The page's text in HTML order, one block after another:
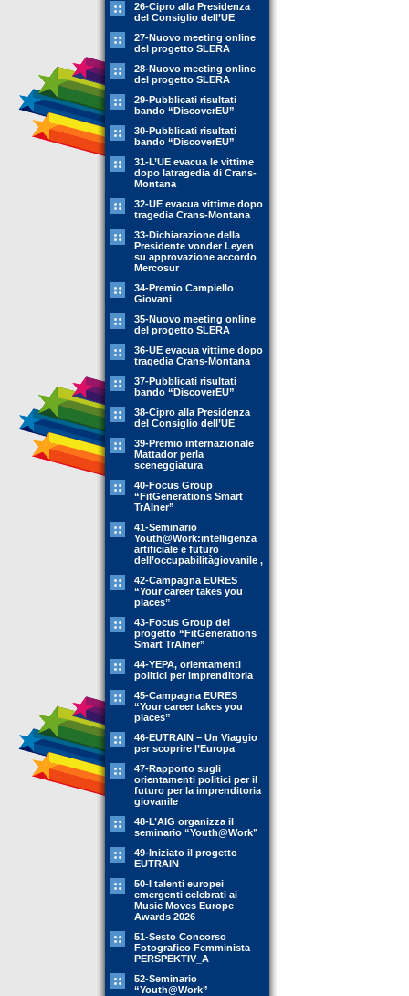
26-Cipro alla Presidenza
del Consiglio dell’UE
27-Nuovo meeting online
del progetto SLERA
28-Nuovo meeting online
del progetto SLERA
29-Pubblicati risultati
bando “DiscoverEU”
30-Pubblicati risultati
bando “DiscoverEU”
31-L’UE evacua le vittime
dopo latragedia di Crans-
Montana
32-UE evacua vittime dopo
tragedia Crans-Montana
33-Dichiarazione della
Presidente vonder Leyen
su approvazione accordo
Mercosur
34-Premio Campiello
Giovani
35-Nuovo meeting online
del progetto SLERA
36-UE evacua vittime dopo
tragedia Crans-Montana
37-Pubblicati risultati
bando “DiscoverEU”
38-Cipro alla Presidenza
del Consiglio dell’UE
39-Premio internazionale
Mattador perla
sceneggiatura
40-Focus Group
“FitGenerations Smart
TrAIner”
41-Seminario
Youth@Work:intelligenza
artificiale e futuro
dell’occupabilitàgiovanile ,
42-Campagna EURES
“Your career takes you
places”
43-Focus Group del
progetto “FitGenerations
Smart TrAIner”
44-YEPA, orientamenti
politici per imprenditoria
45-Campagna EURES
“Your career takes you
places”
46-EUTRAIN – Un Viaggio
per scoprire l’Europa
47-Rapporto sugli
orientamenti politici per il
futuro per la imprenditoria
giovanile
48-L’AIG organizza il
seminario “Youth@Work”
49-Iniziato il progetto
EUTRAIN
50-I talenti europei
emergenti celebrati ai
Music Moves Europe
Awards 2026
51-Sesto Concorso
Fotografico Femminista
PERSPEKTIV_A
52-Seminario
“Youth@Work”